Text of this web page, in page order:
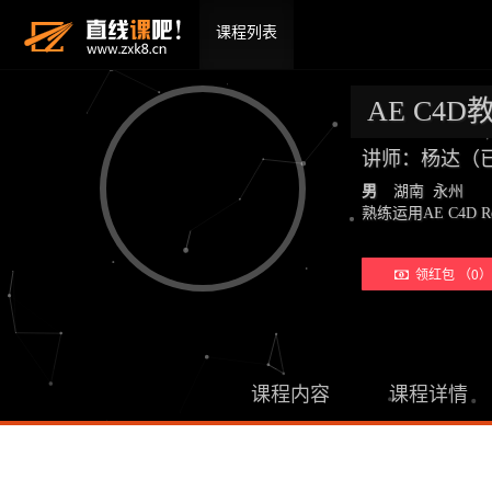
课程列表
AE C4D
讲师：杨达（
男
湖南 永州
熟练运用AE C4D
领红包 （0）
课程内容 课程详情